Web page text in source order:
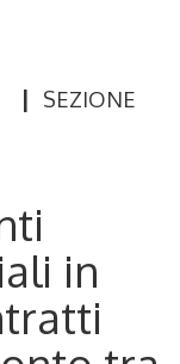
|
SEZIONE
in